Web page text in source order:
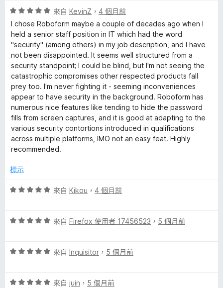
評
價
5
分
，
滿
分
5
分
來自 KevinZ ， 4 個月前
I chose Roboform maybe a couple of decades ago when I
held a senior staff position in IT which had the word
"security" (among others) in my job description, and I have
not been disappointed. It seems well structured from a
security standpoint; I could be blind, but I'm not seeing the
catastrophic compromises other respected products fall
prey too. I'm never fighting it - seeming inconveniences
appear to have security in the background. Roboform has
numerous nice features like tending to hide the password
fills from screen captures, and it is good at adapting to the
various security contortions introduced in qualifications
across multiple platforms, IMO not an easy feat. Highly
recommended.
標示
評
分
分
來自 Kikou ， 4 個月前
評
分
分
來自 Firefox 使用者 17456523 ， 5 個月前
評
分
來自 Inquisitor ， 5 個月前
評
來自 juin ， 5 個月前